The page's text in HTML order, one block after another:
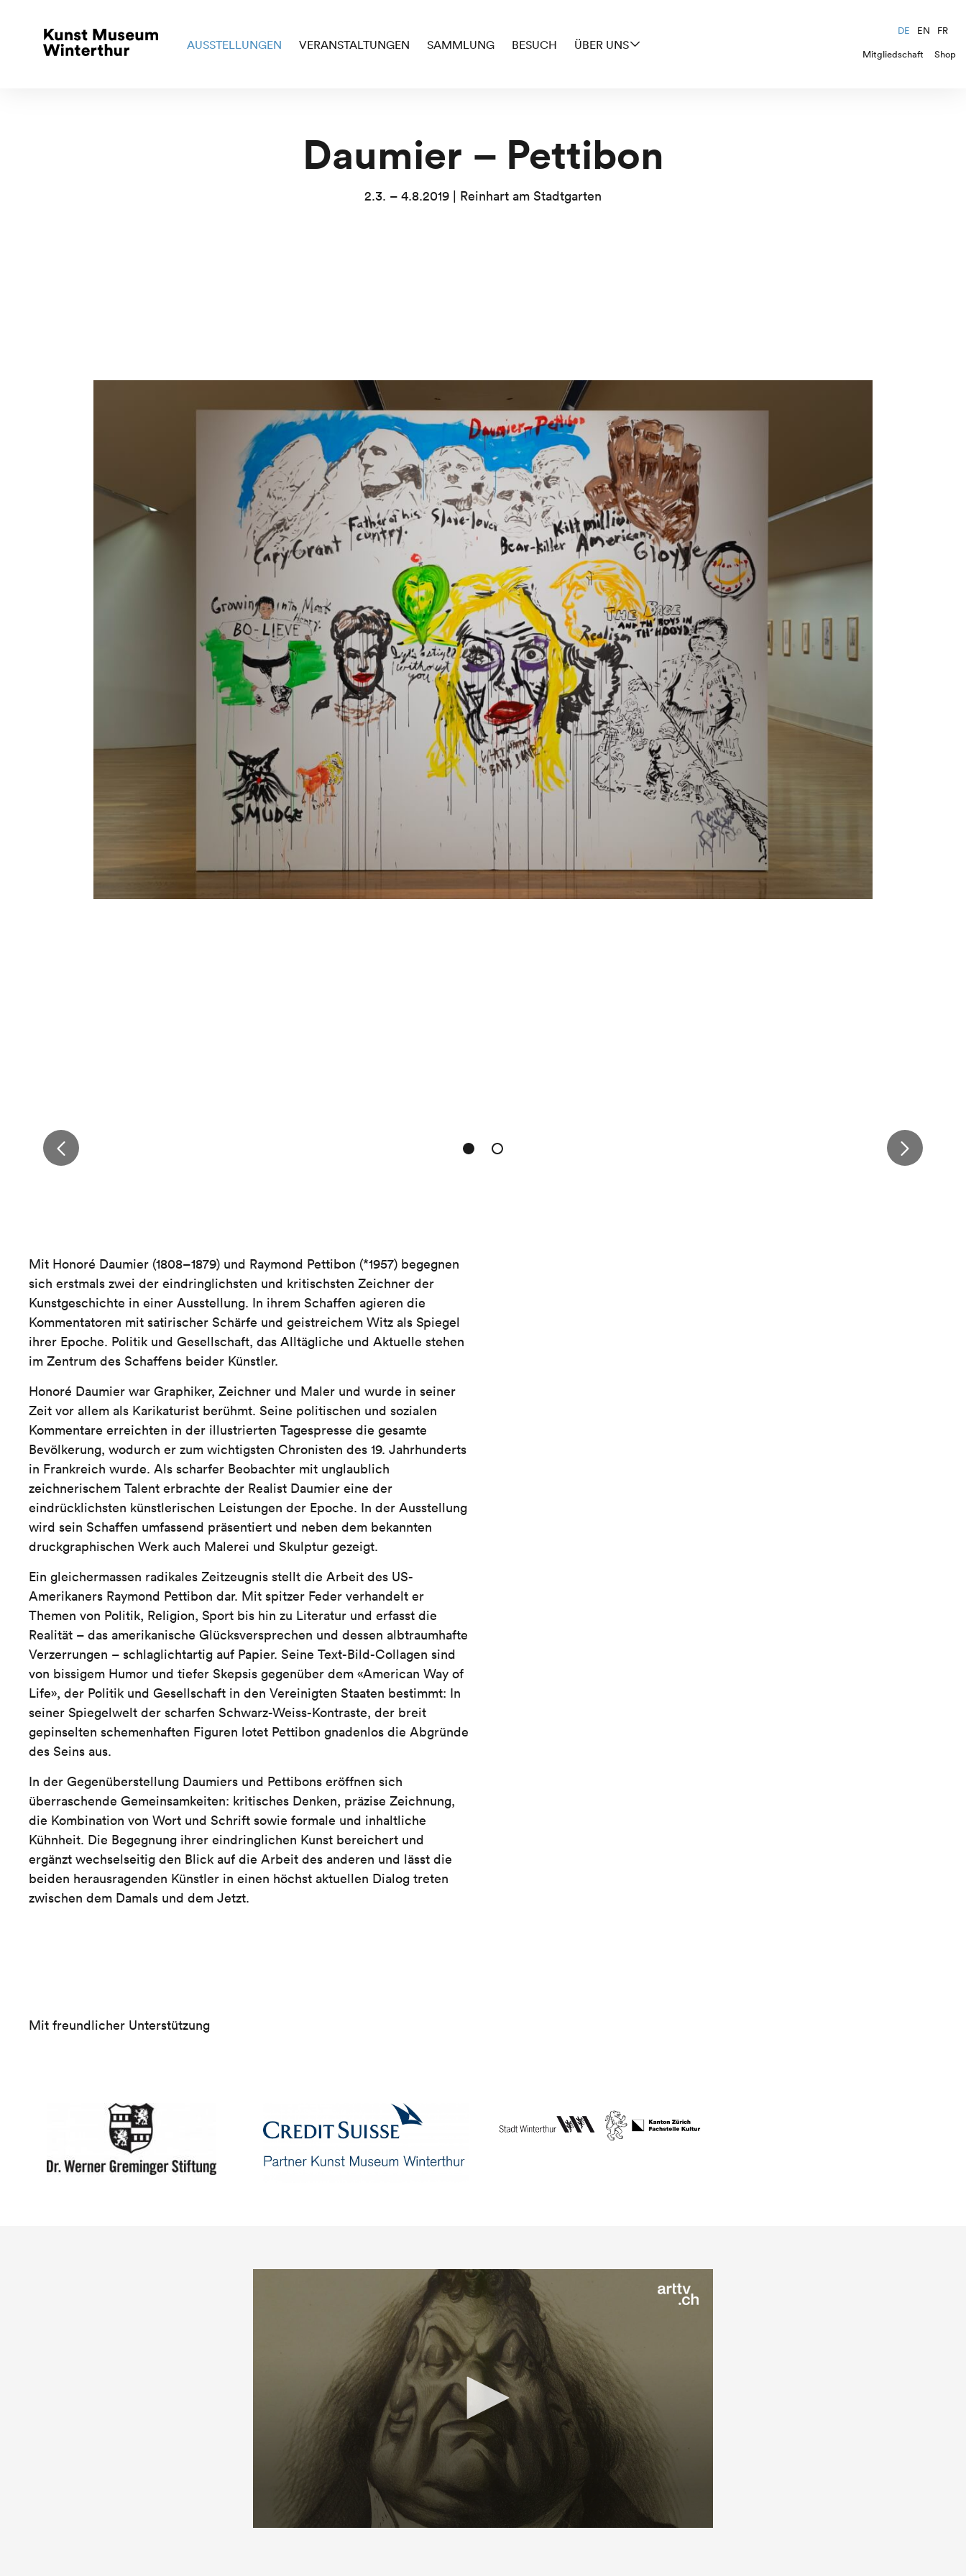
AUSSTELLUNGEN VERANSTALTUNGEN SAMMLUNG BESUCH ÜBER UNS
DE EN
FR
Mitgliedschaft
Shop
Daumier – Pettibon
2.3. – 4.8.2019 | Reinhart am Stadtgarten
Mit Honoré Daumier (1808–1879) und Raymond Pettibon (*1957) begegnen
sich erstmals zwei der eindringlichsten und kritischsten Zeichner der
Kunstgeschichte in einer Ausstellung. In ihrem Schaffen agieren die
Kommentatoren mit satirischer Schärfe und geistreichem Witz als Spiegel
ihrer Epoche. Politik und Gesellschaft, das Alltägliche und Aktuelle stehen
im Zentrum des Schaffens beider Künstler.
Honoré Daumier war Graphiker, Zeichner und Maler und wurde in seiner
Zeit vor allem als Karikaturist berühmt. Seine politischen und sozialen
Kommentare erreichten in der illustrierten Tagespresse die gesamte
Bevölkerung, wodurch er zum wichtigsten Chronisten des 19. Jahrhunderts
in Frankreich wurde. Als scharfer Beobachter mit unglaublich
zeichnerischem Talent erbrachte der Realist Daumier eine der
eindrücklichsten künstlerischen Leistungen der Epoche. In der Ausstellung
wird sein Schaffen umfassend präsentiert und neben dem bekannten
druckgraphischen Werk auch Malerei und Skulptur gezeigt.
Ein gleichermassen radikales Zeitzeugnis stellt die Arbeit des US-
Amerikaners Raymond Pettibon dar. Mit spitzer Feder verhandelt er
Themen von Politik, Religion, Sport bis hin zu Literatur und erfasst die
Realität – das amerikanische Glücksversprechen und dessen albtraumhafte
Verzerrungen – schlaglichtartig auf Papier. Seine Text-Bild-Collagen sind
von bissigem Humor und tiefer Skepsis gegenüber dem «American Way of
Life», der Politik und Gesellschaft in den Vereinigten Staaten bestimmt: In
seiner Spiegelwelt der scharfen Schwarz-Weiss-Kontraste, der breit
gepinselten schemenhaften Figuren lotet Pettibon gnadenlos die Abgründe
des Seins aus.
In der Gegenüberstellung Daumiers und Pettibons eröffnen sich
überraschende Gemeinsamkeiten: kritisches Denken, präzise Zeichnung,
die Kombination von Wort und Schrift sowie formale und inhaltliche
Kühnheit. Die Begegnung ihrer eindringlichen Kunst bereichert und
ergänzt wechselseitig den Blick auf die Arbeit des anderen und lässt die
beiden herausragenden Künstler in einen höchst aktuellen Dialog treten
zwischen dem Damals und dem Jetzt.
Mit freundlicher Unterstützung